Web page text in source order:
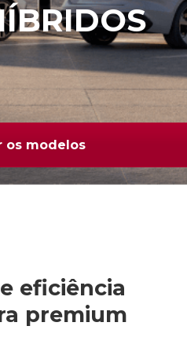
os modelos
eficiência
premium